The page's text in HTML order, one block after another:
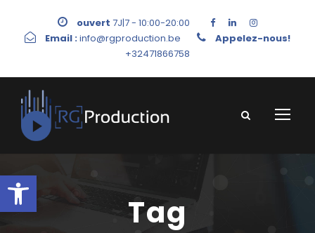
Ouvrir la barre d’outils
ouvert 7J|7 - 10:00-20:00
Email :info@rgproduction.be
Appelez-nous!
+32471866758
Tag